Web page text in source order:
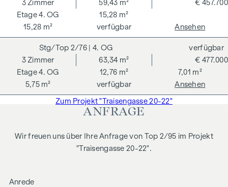
4. OG
3Zimmer
59,43 m²
15,28 m²
15,28 m²
€ 457.700
verfügbar Ansehen
2/76 | 4. OG
4. OG
3Zimmer
63,34 m²
12,76 m²
7,01 m²
5,75 m²
€ 477.000
verfügbar
verfügbar
Ansehen
Zum Projekt "Traisengasse 20-22"
ANFRAGE
Wir freuen uns über Ihre Anfrage von Top 2/95 im Projekt
"Traisengasse 20-22".
Anrede